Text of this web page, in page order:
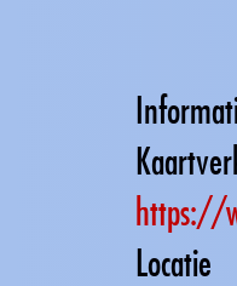
https://
Locatie